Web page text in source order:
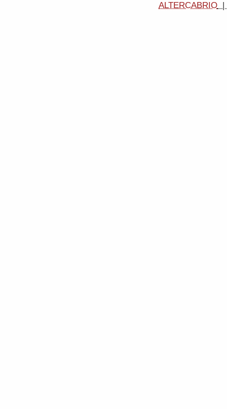
ALTERCABRIO